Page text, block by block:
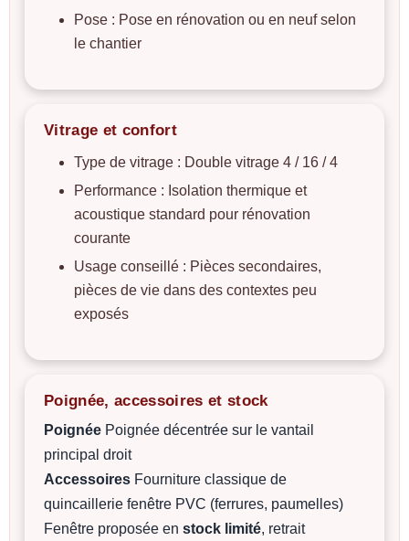
Pose : Pose en rénovation ou en neuf selon
le chantier
Vitrage et confort
Type de vitrage : Double vitrage 4 / 16 / 4
Performance : Isolation thermique et
acoustique standard pour rénovation
courante
Usage conseillé : Pièces secondaires,
pièces de vie dans des contextes peu
exposés
Poignée, accessoires et stock
Poignée Poignée décentrée sur le vantail
principal droit
Accessoires Fourniture classique de
quincaillerie fenêtre PVC (ferrures, paumelles)
Fenêtre proposée en stock limité, retrait